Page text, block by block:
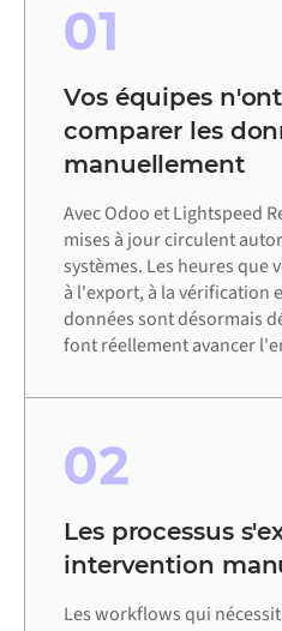
01
Vos équipes
comparer les
manuellement
Avec Odoo et Lightspeed
mises à jour circulent
systèmes. Les heures que
à l'export, à la vérification
données sont désormais
font réellement avancer
02
Les processus
intervention
Les workflows qui